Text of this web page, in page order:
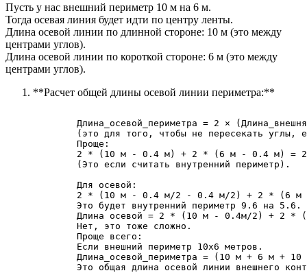
Пусть у нас внешний периметр 10 м на 6 м.
Тогда осевая линия будет идти по центру ленты.
Длина осевой линии по длинной стороне: 10 м (это между
центрами углов).
Длина осевой линии по короткой стороне: 6 м (это между
центрами углов).
**Расчет общей длины осевой линии периметра:**
Длина_осевой_периметра = 2 ×
(это для того, чтобы не пересекать углы,
        Проще:
2 * (10 м - 0.4 м) + 2 * (6 м - 0.4 м) =
        (Это если считать внутренний периметр).
        Для осевой:
2 * (10 м - 0.4 м/2 - 0.4 м/2) + 2 * (6
        Это будет внутренний периметр 9.6 на 5.6.
Длина осевой = 2 * (10 м - 0.4м/2) + 2 *
        Нет, это тоже сложно.
        Проще всего:
        Если внешний периметр 10x6 метров.
Длина_осевой_периметра = (10 м + 6 м +
Это общая длина осевой линии внешнего